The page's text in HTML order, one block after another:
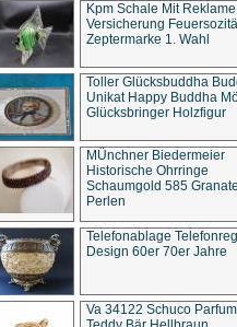
Kpm Schale Mit Reklame
Versicherung
Zeptermarke 1. Wahl
Toller Glücksbuddha
Unikat Happy Buddha
Glücksbringer Holzfigur
MÜnchner Biedermeier
Historische Ohrringe
Schaumgold 585
Perlen
Telefonablage
Design 60er 70er Jahre
Va 34122 Schuco